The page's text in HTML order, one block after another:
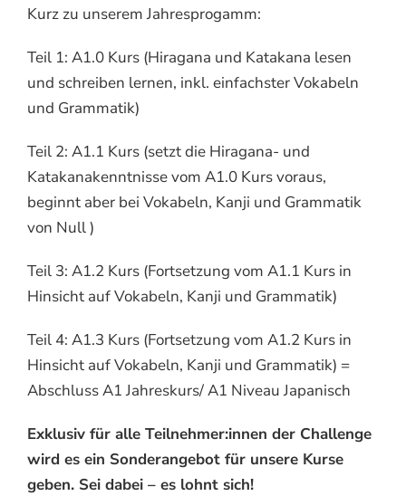
Kurz zu unserem Jahresprogamm:
Teil 1: A1.0 Kurs (Hiragana und Katakana lesen
und schreiben lernen, inkl. einfachster Vokabeln
und Grammatik)
Teil 2: A1.1 Kurs (setzt die Hiragana- und
Katakanakenntnisse vom A1.0 Kurs voraus,
beginnt aber bei Vokabeln, Kanji und Grammatik
von Null )
Teil 3: A1.2 Kurs (Fortsetzung vom A1.1 Kurs in
Hinsicht auf Vokabeln, Kanji und Grammatik)
Teil 4: A1.3 Kurs (Fortsetzung vom A1.2 Kurs in
Hinsicht auf Vokabeln, Kanji und Grammatik) =
Abschluss A1 Jahreskurs/ A1 Niveau Japanisch
Exklusiv für alle Teilnehmer:innen der Challenge
wird es ein Sonderangebot für unsere Kurse
geben. Sei dabei – es lohnt sich!